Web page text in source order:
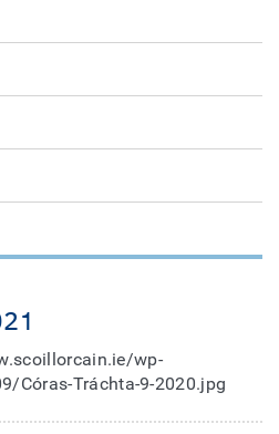
wp-
Córas-Tráchta-9-2020.jpg